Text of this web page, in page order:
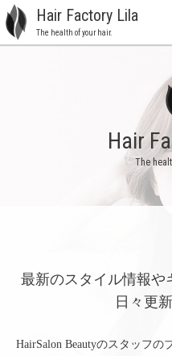
Hair Factory Lila
The health of your hair.
Hair
The
最新のスタイル情報や
日々更
HairSalon Beautyのスタッフ